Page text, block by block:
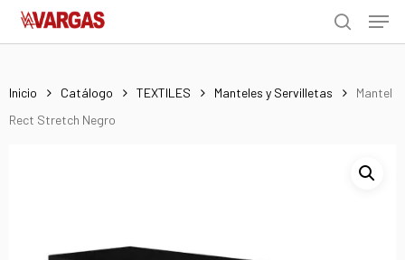
Skip
search
Menu
Inicio Catálogo TEXTILES Manteles y Servilletas
Mantel
Rect Stretch Negro